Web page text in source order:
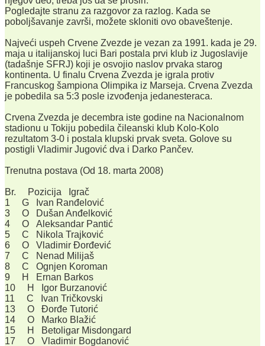
Pogledajte stranu za razgovor za razlog. Kada se
poboljšavanje završi, možete skloniti ovo obaveštenje.
Najveći uspeh Crvene Zvezde je vezan za 1991. kada je 29.
maja u italijanskoj luci Bari postala prvi klub iz Jugoslavije
(tadašnje SFRJ) koji je osvojio naslov prvaka starog
kontinenta. U finalu Crvena Zvezda je igrala protiv
Francuskog šampiona Olimpika iz Marseja. Crvena Zvezda
je pobedila sa 5:3 posle izvođenja jedanesteraca.
Crvena Zvezda je decembra iste godine na Nacionalnom
stadionu u Tokiju pobedila čileanski klub Kolo-Kolo
rezultatom 3-0 i postala klupski prvak sveta. Golove su
postigli Vladimir Jugović dva i Darko Pančev.
Trenutna postava (Od 18. marta 2008)
Br. Pozicija Igrač
1 G Ivan Ranđelović
3 O Dušan Anđelković
4 O Aleksandar Pantić
5 C Nikola Trajković
6 O Vladimir Đorđević
7 C Nenad Milijaš
8 C Ognjen Koroman
9 H Ernan Barkos
10 H Igor Burzanović
11 C Ivan Tričkovski
13 O Đorđe Tutorić
14 O Marko Blažić
15 H Betoligar Misdongard
17 O Vladimir Bogdanović